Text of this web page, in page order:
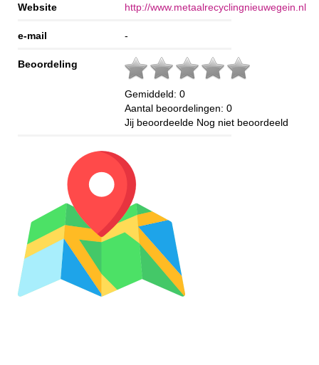
Website http://www.metaalrecyclingnieuwegein.nl
e-mail -
Beoordeling
Gemiddeld: 0
Aantal beoordelingen: 0
Jij beoordeelde Nog niet beoordeeld